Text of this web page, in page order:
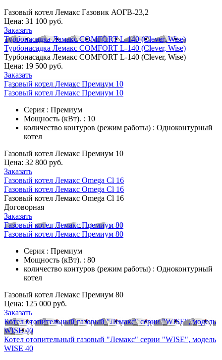
Газовый котел Лемакс Газовик АОГВ-23,2
Цена: 31 100 руб.
Заказать
Турбонасадка Лемакс COMFORT L-140 (Clever, Wise)
Турбонасадка Лемакс COMFORT L-140 (Clever, Wise)
Турбонасадка Лемакс COMFORT L-140 (Clever, Wise)
Цена: 19 500 руб.
Заказать
Газовый котел Лемакс Премиум 10
Газовый котел Лемакс Премиум 10
Серия : Премиум
Мощность (кВт). : 10
количество контуров (режим работы) : Одноконтурный
котел
Газовый котел Лемакс Премиум 10
Цена: 32 800 руб.
Заказать
Газовый котел Лемакс Omega Cl 16
Газовый котел Лемакс Omega Cl 16
Газовый котел Лемакс Omega Cl 16
Договорная
Заказать
Газовый котел Лемакс Премиум 80
Газовый котел Лемакс Премиум 80
Серия : Премиум
Мощность (кВт). : 80
количество контуров (режим работы) : Одноконтурный
котел
Газовый котел Лемакс Премиум 80
Цена: 125 000 руб.
Заказать
Котел отопительный газовый "Лемакс" серии "WISE", модель
WISE 40
Котел отопительный газовый "Лемакс" серии "WISE", модель
WISE 40